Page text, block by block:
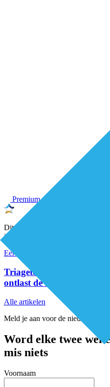
Premium
Dit artikel is geschreven door een
journalist
Eerstelijnszorg
Triageteam Positieve
ontlast de huisarts
Alle artikelen
Meld je aan voor de nieuwsbrief
Word elke twee
mis niets
Voornaam